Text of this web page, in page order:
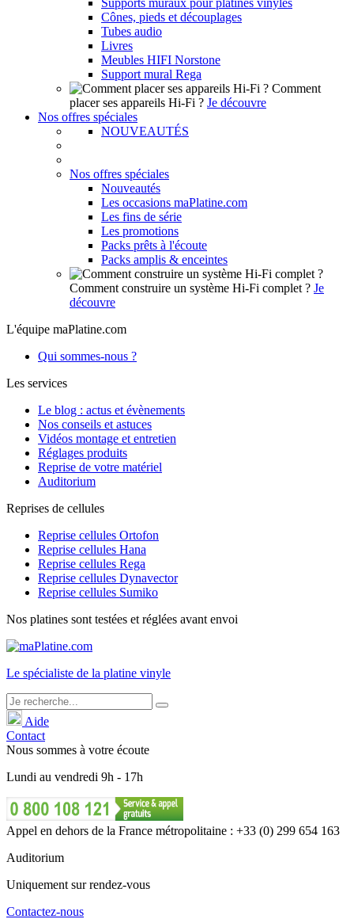
Supports muraux pour platines vinyles
Cônes, pieds et découplages
Tubes audio
Livres
Meubles HIFI Norstone
Support mural Rega
Comment
placer ses appareils Hi-Fi ? Je découvre
Nos offres spéciales
NOUVEAUTÉS
Nos offres spéciales
Nouveautés
Les occasions maPlatine.com
Les fins de série
Les promotions
Packs prêts à l'écoute
Packs amplis & enceintes
Comment construire un système Hi-Fi complet ? Je
découvre
L'équipe maPlatine.com
Qui sommes-nous ?
Les services
Le blog : actus et évènements
Nos conseils et astuces
Vidéos montage et entretien
Réglages produits
Reprise de votre matériel
Auditorium
Reprises de cellules
Reprise cellules Ortofon
Reprise cellules Hana
Reprise cellules Rega
Reprise cellules Dynavector
Reprise cellules Sumiko
Nos platines sont testées et réglées avant envoi
Le spécialiste de la platine vinyle
Aide
Contact
Nous sommes à votre écoute
Lundi au vendredi 9h - 17h
Appel en dehors de la France métropolitaine : +33 (0) 299 654 163
Auditorium
Uniquement sur rendez-vous
Contactez-nous